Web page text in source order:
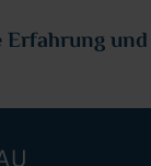
Erfahrung